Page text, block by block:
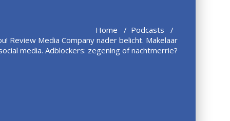
Home / Podcasts /
Review Media Company nader belicht. Makelaar
media. Adblockers: zegening of nachtmerrie?